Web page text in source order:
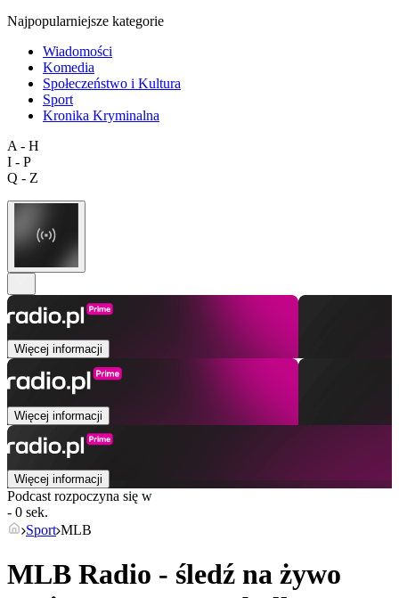
Najpopularniejsze kategorie
Wiadomości
Komedia
Społeczeństwo i Kultura
Sport
Kronika Kryminalna
A - H
I - P
Q - Z
Więcej informacji
Więcej informacji
Więcej informacji
Podcast rozpoczyna się w
- 0 sek.
Sport MLB
MLB Radio - śledź na żywo